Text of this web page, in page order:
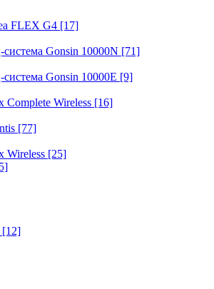
FLEX G4 [17]
Gonsin 10000N [71]
Gonsin 10000E [9]
Complete Wireless [16]
[77]
Wireless [25]
[12]